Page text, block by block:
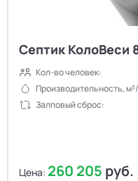
Септик КолоВеси
Кол-во человек:
Производительность,
Залповый сброс:
Цена: 260 205 руб.